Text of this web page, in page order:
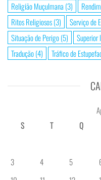
Religião Muçulmana (3)
Ritos Religiosos(3) Serviço de
Situação de Perigo(5) Superior
Tradução(4) Tráfico de
S
T Q
3
4 5